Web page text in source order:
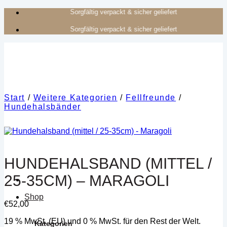
Zum
springen
Authentisches Kunsthandwerk aus Afrika
Authentisches Kunsthandwerk aus Afrika
Shop
Kategorien
Start / Weitere Kategorien / Fellfreunde /
Hundehalsbänder
HUNDEHALSBAND (MITTEL /
25-35CM) – MARAGOLI
€52,00
19 % MwSt. (EU) und 0 % MwSt. für den Rest der Welt.